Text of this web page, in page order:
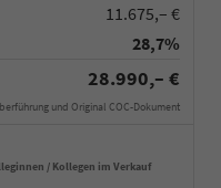
11.675,– €
28,7%
28.990,– €
und Original COC-Dokument
/ Kollegen im Verkauf